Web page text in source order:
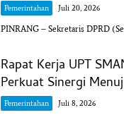
Pemerintahan Juli 20, 2026
PINRANG – Sekretaris DPRD
Rapat Kerja UPT
Perkuat Sinergi
Pemerintahan Juli 8, 2026